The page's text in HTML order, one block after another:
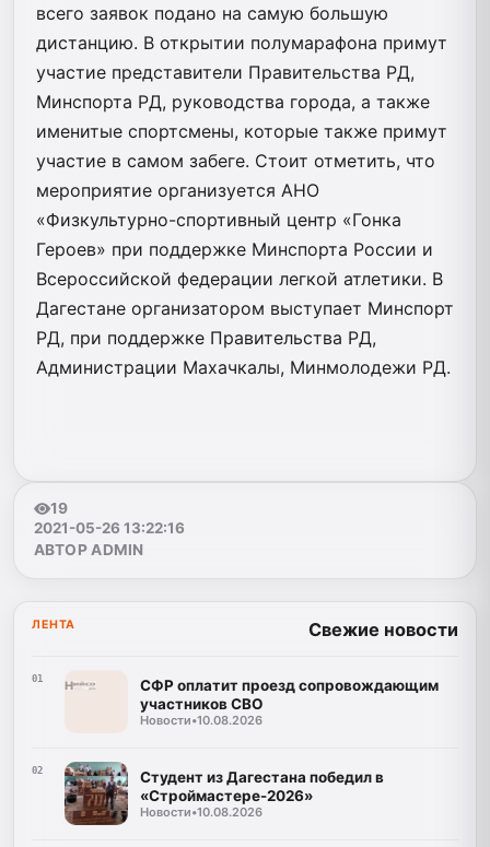
всего заявок подано на самую большую
дистанцию. В открытии полумарафона примут
участие представители Правительства РД,
Минспорта РД, руководства города, а также
именитые спортсмены, которые также примут
участие в самом забеге. Стоит отметить, что
мероприятие организуется АНО
«Физкультурно-спортивный центр «Гонка
Героев» при поддержке Минспорта России и
Всероссийской федерации легкой атлетики. В
Дагестане организатором выступает Минспорт
РД, при поддержке Правительства РД,
Администрации Махачкалы, Минмолодежи РД.
19
2021-05-26 13:22:16
АВТОР ADMIN
ЛЕНТА Свежие новости
01
СФР оплатит проезд сопровождающим
участников СВО
Новости•10.08.2026
02
Студент из Дагестана победил в
«Строймастере-2026»
Новости•10.08.2026